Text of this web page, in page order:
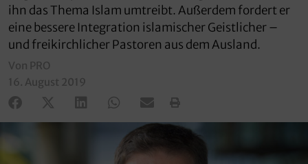
ihn das Thema Islam umtreibt. Außerdem fordert er
eine bessere Integration islamischer Geistlicher –
und freikirchlicher Pastoren aus dem Ausland.
Von PRO
16. August 2019